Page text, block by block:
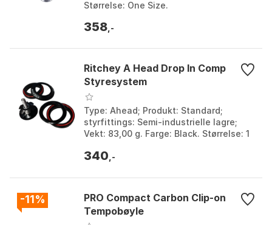
Størrelse: One Size.
358 ,-
Ritchey A Head Drop In Comp
Styresystem
Type: Ahead; Produkt: Standard;
styrfittings: Semi-industrielle lagre;
Vekt: 83,00 g. Farge: Black. Størrelse: 1
340 ,-
-11%
PRO Compact Carbon Clip-on
Tempobøyle